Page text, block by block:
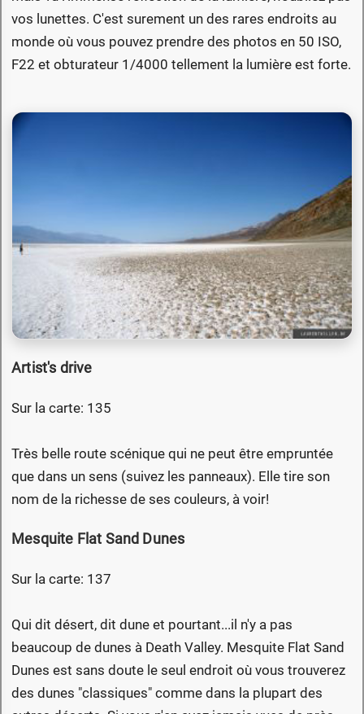
vos lunettes. C'est surement un des rares endroits au
monde où vous pouvez prendre des photos en 50 ISO,
F22 et obturateur 1/4000 tellement la lumière est forte.
Artist's drive
Sur la carte: 135
Très belle route scénique qui ne peut être empruntée
que dans un sens (suivez les panneaux). Elle tire son
nom de la richesse de ses couleurs, à voir!
Mesquite Flat Sand Dunes
Sur la carte: 137
Qui dit désert, dit dune et pourtant...il n'y a pas
beaucoup de dunes à Death Valley. Mesquite Flat Sand
Dunes est sans doute le seul endroit où vous trouverez
des dunes "classiques" comme dans la plupart des